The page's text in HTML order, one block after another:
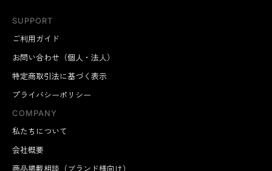
SUPPORT
ご利用ガイド
お問い合わせ（個人・法人）
特定商取引法に基づく表示
プライバシーポリシー
COMPANY
私たちについて
会社概要
商品掲載相談（ブランド様向け）